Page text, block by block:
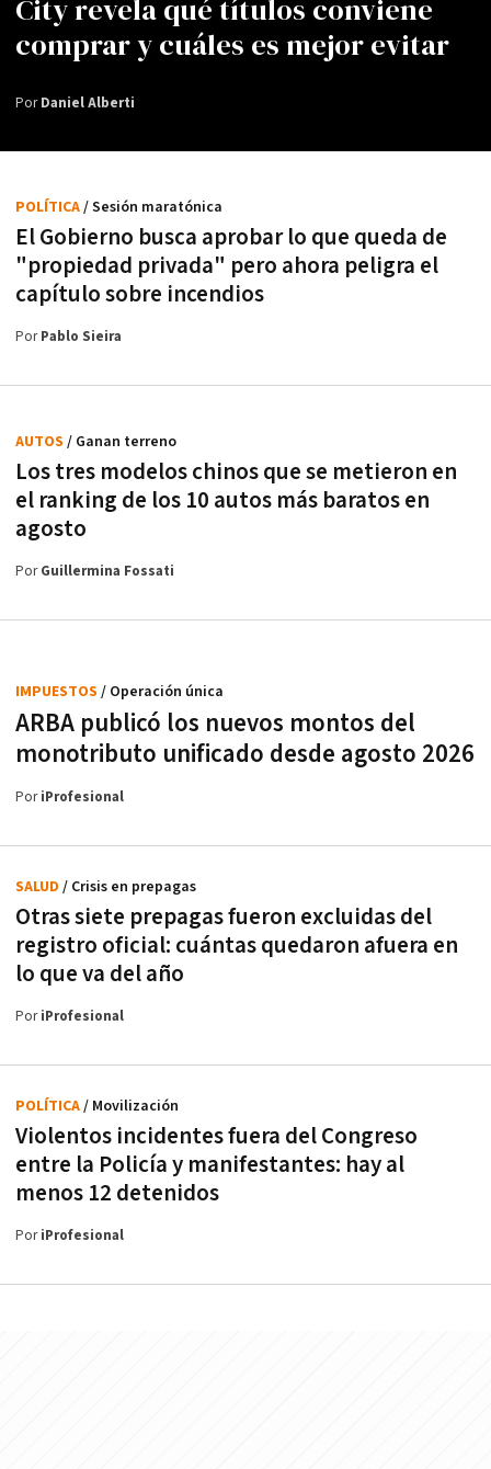
City revela qué títulos conviene
comprar y cuáles es mejor evitar
PorDaniel Alberti
El Gobierno busca aprobar lo que queda de
"propiedad privada" pero ahora peligra el
capítulo sobre incendios
POLÍTICA/ Sesión maratónica
PorPablo Sieira
Los tres modelos chinos que se metieron en
el ranking de los 10 autos más baratos en
agosto
AUTOS / Ganan terreno
PorGuillermina Fossati
ARBA publicó los nuevos montos del
monotributo unificado desde agosto 2026
IMPUESTOS / Operación única
PoriProfesional
Otras siete prepagas fueron excluidas del
registro oficial: cuántas quedaron afuera en
lo que va del año
SALUD / Crisis en prepagas
PoriProfesional
Violentos incidentes fuera del Congreso
entre la Policía y manifestantes: hay al
menos 12 detenidos
POLÍTICA/ Movilización
PoriProfesional